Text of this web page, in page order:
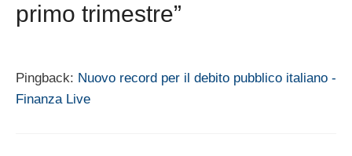
primo trimestre”
Pingback: Nuovo record per il debito pubblico italiano -
Finanza Live